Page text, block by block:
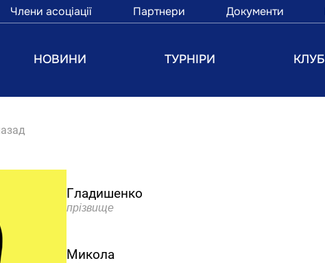
Члени асоціації Партнери Документи
НОВИНИ ТУРНІРИ
Гладишенко
прізвище
Микола